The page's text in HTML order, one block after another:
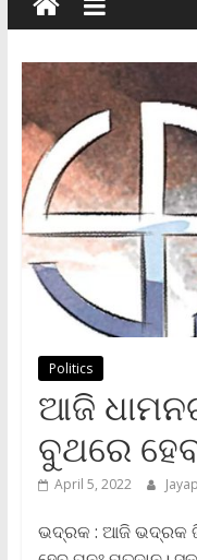
Politics
ଆଜି
ବୁଥରେ
April 5, 2022
ଭଦ୍ରକ : ଆଜି ଭଦ୍ରକ